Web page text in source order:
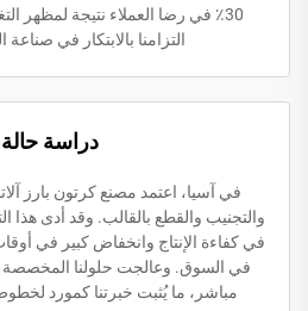
30٪ في رضا العملاء نتيجة لمظهر
التزامنا بالابتكار في
دراسة حالة 3
في آسيا، اعتمد مصنع كرتون بارز
في كفاءة الإنتاج وانخفاض كبير في
في السوق. وعالجت حلولنا المخصصة
مباشر، ما يُثبت خبرتنا كمورد